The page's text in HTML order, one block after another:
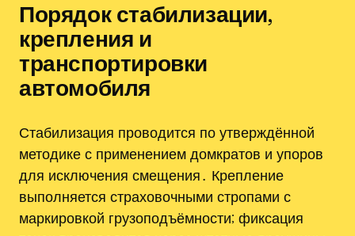
Порядок стабилизации,
крепления и
транспортировки
автомобиля
Стабилизация проводится по утверждённой
методике с применением домкратов и упоров
для исключения смещения․ Крепление
выполняется страховочными стропами с
маркировкой грузоподъёмности; фиксация